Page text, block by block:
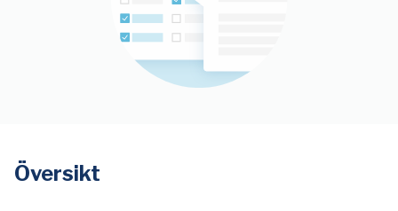
Översikt